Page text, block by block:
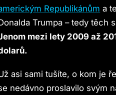
Republikánům a
Trumpa – tedy těch
mezi lety 2009 až
asi sami tušíte, o kom je
nedávno proslavilo svým